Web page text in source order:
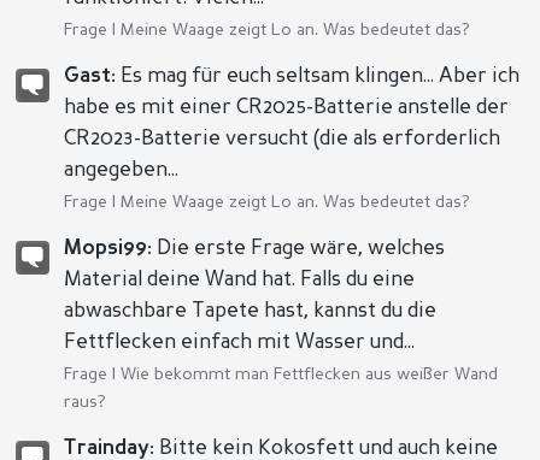
Frage |Meine Waage zeigt Lo an. Was bedeutet das?
Gast: Es mag für euch seltsam klingen... Aber ich
habe es mit einer CR2025-Batterie anstelle der
CR2023-Batterie versucht (die als erforderlich
angegeben...
Frage |Meine Waage zeigt Lo an. Was bedeutet das?
Mopsi99: Die erste Frage wäre, welches
Material deine Wand hat. Falls du eine
abwaschbare Tapete hast, kannst du die
Fettflecken einfach mit Wasser und...
Frage |Wie bekommt man Fettflecken aus weißer Wand
raus?
Trainday: Bitte kein Kokosfett und auch keine